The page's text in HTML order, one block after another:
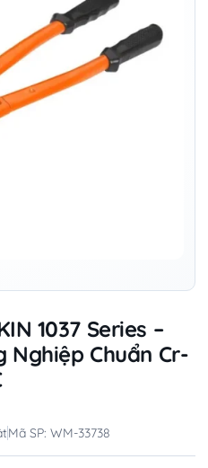
1037 Series –
Nghiệp Chuẩn Cr-
Mã SP: WM-33738